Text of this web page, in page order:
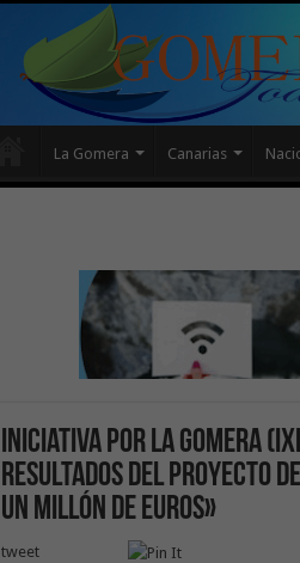
La Gomera Canarias
Iniciativa por La Gomera
resultados del proyecto
un millón de euros»
tweet